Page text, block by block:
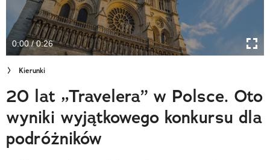
Newsletter
Cuda Polski
Wielki Konkurs Fotograficzny
Trendbook Podróżniczy
Polecane
0:00 / 0:26
Kierunki
20 lat „Travelera” w Polsce. Oto
wyniki wyjątkowego konkursu dla
podróżników